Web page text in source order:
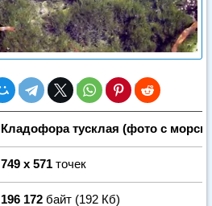
Кладофора тусклая (фото с
749 x 571 точек
196 172 байт (192 Кб)